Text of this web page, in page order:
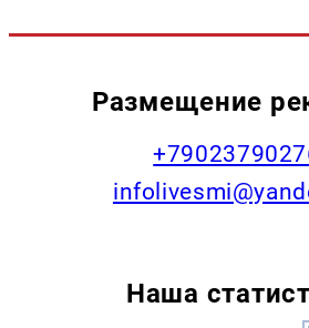
Размещение
Наша